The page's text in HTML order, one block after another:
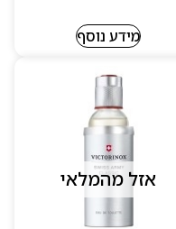
מידע נוסף
אזל מהמלאי